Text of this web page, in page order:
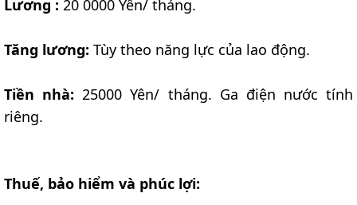
Lương : 20 0000 Yên/ tháng.
Tăng lương: Tùy theo năng lực của lao động.
Tiền nhà: 25000 Yên/ tháng. Ga điện nước tính
riêng.
Thuế, bảo hiểm và phúc lợi: